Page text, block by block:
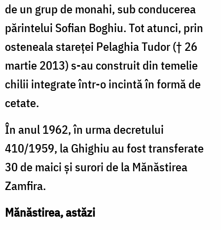
de un grup de monahi, sub conducerea
părintelui Sofian Boghiu. Tot atunci, prin
osteneala stareţei Pelaghia Tudor († 26
martie 2013) s-au construit din temelie
chilii integrate într-o incintă în formă de
cetate.
În anul 1962, în urma decretului
410/1959, la Ghighiu au fost transferate
30 de maici şi surori de la Mănăstirea
Zamfira.
Mănăstirea, astăzi